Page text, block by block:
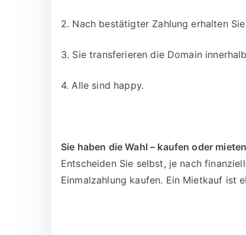
2. Nach bestätigter Zahlung erhalten
3. Sie transferieren die Domain
4. Alle sind happy.
Sie haben die Wahl – kaufen oder mieten
Entscheiden Sie selbst, je nach
Einmalzahlung kaufen. Ein Mietkauf ist